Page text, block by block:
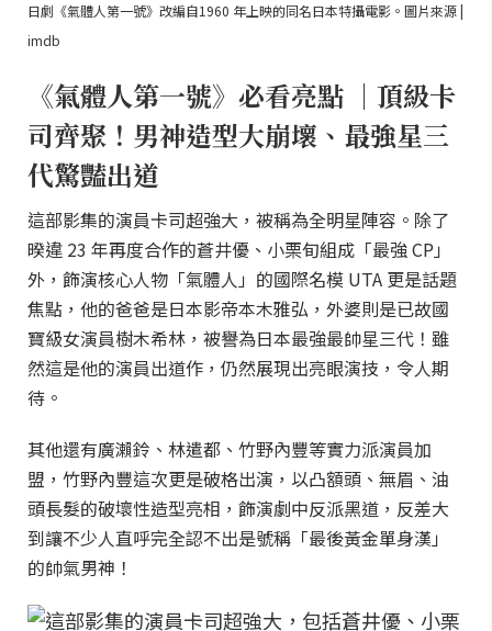
日劇《氣體人第一號》改編自1960 年上映的同名日本特攝電影。圖片來源 |
imdb
《氣體人第一號》必看亮點 ｜頂級卡
司齊聚！男神造型大崩壞、最強星三
代驚豔出道
這部影集的演員卡司超強大，被稱為全明星陣容。除了
暌違 23 年再度合作的蒼井優、小栗旬組成「最強 CP」
外，飾演核心人物「氣體人」的國際名模 UTA 更是話題
焦點，他的爸爸是日本影帝本木雅弘，外婆則是已故國
寶級女演員樹木希林，被譽為日本最強最帥星三代！雖
然這是他的演員出道作，仍然展現出亮眼演技，令人期
待。
其他還有廣瀨鈴、林遣都、竹野內豐等實力派演員加
盟，竹野內豐這次更是破格出演，以凸額頭、無眉、油
頭長髮的破壞性造型亮相，飾演劇中反派黑道，反差大
到讓不少人直呼完全認不出是號稱「最後黃金單身漢」
的帥氣男神！